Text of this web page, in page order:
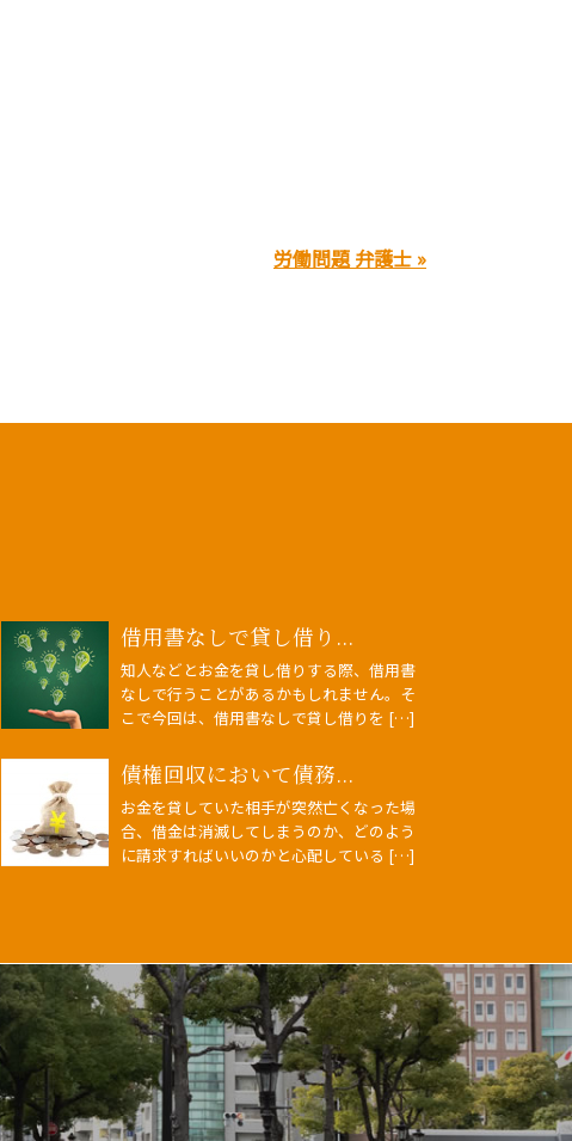
労働問題 弁護士 »
借用書なしで貸し借り...
知人などとお金を貸し借りする際、借用書
なしで行うことがあるかもしれません。そ
こで今回は、借用書なしで貸し借りを […]
債権回収において債務...
お金を貸していた相手が突然亡くなった場
合、借金は消滅してしまうのか、どのよう
に請求すればいいのかと心配している […]